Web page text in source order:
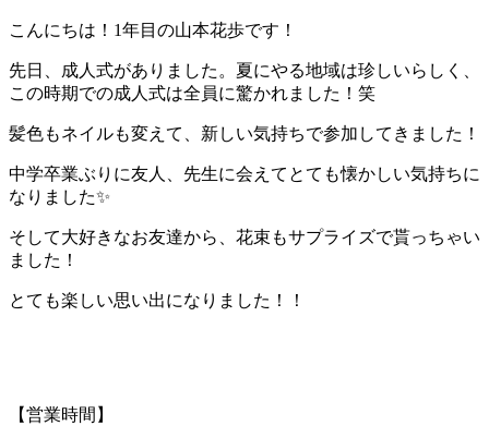
こんにちは！1年目の山本花歩です！
先日、成人式がありました。夏にやる地域は珍しいらしく、
この時期での成人式は全員に驚かれました！笑
髪色もネイルも変えて、新しい気持ちで参加してきました！
中学卒業ぶりに友人、先生に会えてとても懐かしい気持ちに
なりました✨
そして大好きなお友達から、花束もサプライズで貰っちゃい
ました！
とても楽しい思い出になりました！！
【営業時間】